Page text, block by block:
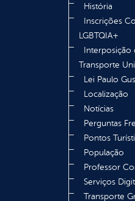
História
Inscrições
LGBTQIA+
Transporte
Lei Paulo
Localização
Notícias
Perguntas
Pontos
População
Professor
Serviços
Transporte